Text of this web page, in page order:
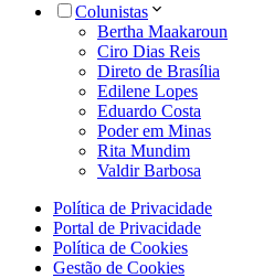
Colunistas
Bertha Maakaroun
Ciro Dias Reis
Direto de Brasília
Edilene Lopes
Eduardo Costa
Poder em Minas
Rita Mundim
Valdir Barbosa
Política de Privacidade
Portal de Privacidade
Política de Cookies
Gestão de Cookies